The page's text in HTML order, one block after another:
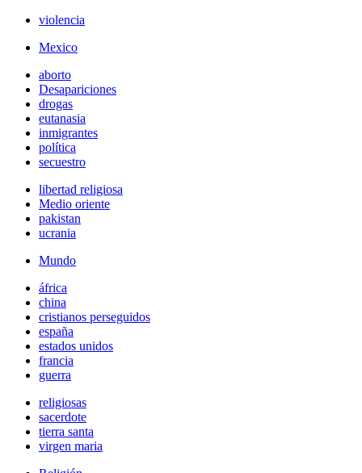
violencia
Mexico
aborto
Desapariciones
drogas
eutanasia
inmigrantes
política
secuestro
libertad religiosa
Medio oriente
pakistan
ucrania
Mundo
áfrica
china
cristianos perseguidos
españa
estados unidos
francia
guerra
religiosas
sacerdote
tierra santa
virgen maria